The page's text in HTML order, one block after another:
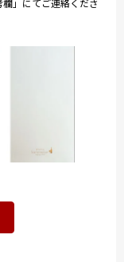
」にてご連絡くださ